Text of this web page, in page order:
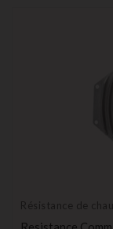
Résistance de